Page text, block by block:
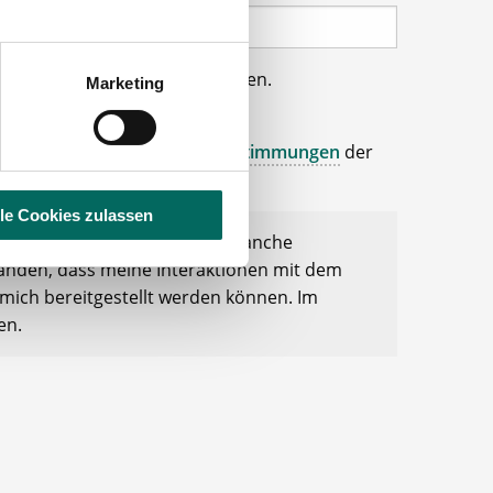
Marketing
Cookies zulassen
haben Zugriff auf Ihre Daten.
Apotheken weiter.
sowie denDatenschutzbestimmungen der
und Apothekenbranche
dass meine Interaktionen mit dem
bereitgestellt werden können. Im